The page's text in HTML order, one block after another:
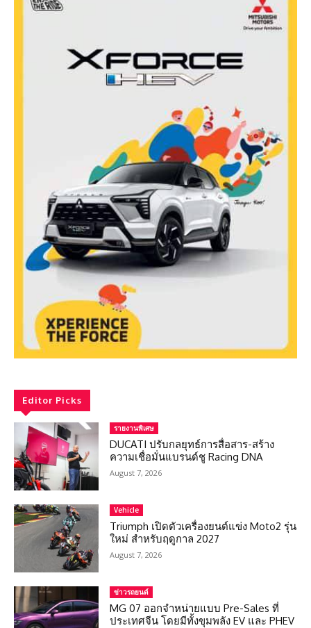
Editor Picks
รายงานพิเศษ
DUCATI ปรับกลยุทธ์การสื่อสาร-สร้าง
ความเชื่อมั่นแบรนด์ชู Racing DNA
August 7, 2026
Vehicle
Triumph เปิดตัวเครื่องยนต์แข่ง Moto2 รุ่น
ใหม่ สำหรับฤดูกาล 2027
August 7, 2026
ข่าวรถยนต์
MG 07 ออกจำหน่ายแบบ Pre-Sales ที่
ประเทศจีน โดยมีทั้งขุมพลัง EV และ PHEV